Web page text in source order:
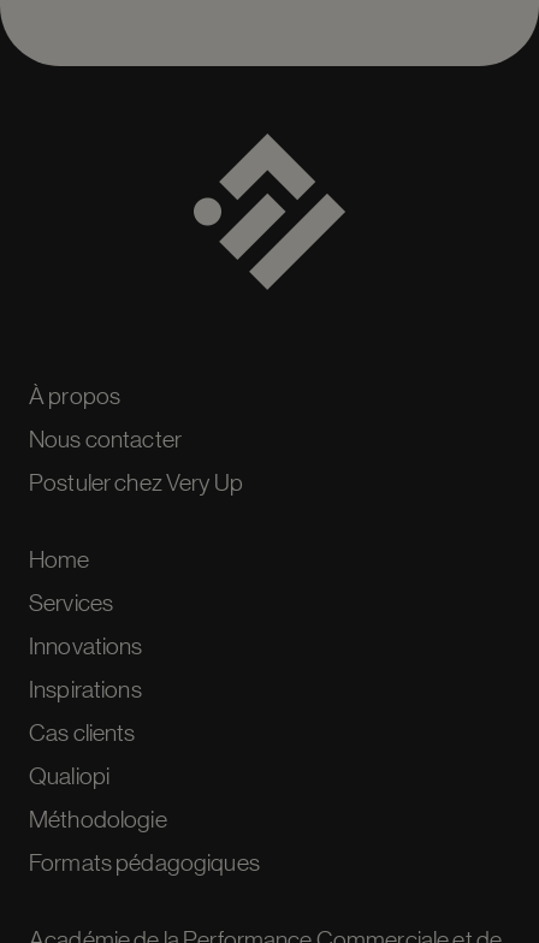
À propos
Nous contacter
Postuler chez Very Up
Home
Services
Innovations
Inspirations
Cas clients
Qualiopi
Méthodologie
Formats pédagogiques